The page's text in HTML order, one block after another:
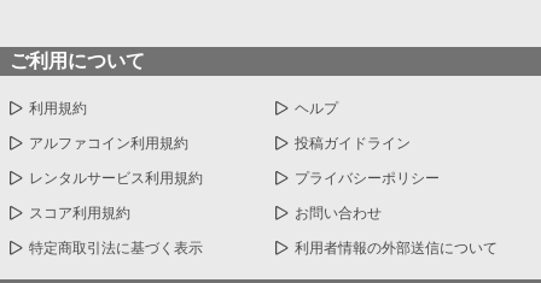
ご利用について
利用規約 ヘルプ
アルファコイン利用規約 投稿ガイドライン
レンタルサービス利用規約 プライバシーポリシー
スコア利用規約 お問い合わせ
特定商取引法に基づく表示 利用者情報の外部送信について